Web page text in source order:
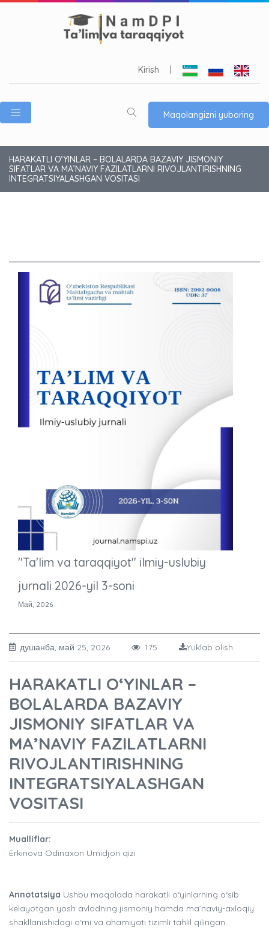
Kirish
Maqolangizni yuboring
HARAKATLI O‘YINLAR – BOLALARDA BAZAVIY JISMONIY
SIFATLAR VA MA’NAVIY FAZILATLARNI RIVOJLANTIRISHNING
INTEGRATSIYALASHGAN VOSITASI
"Ta'lim va taraqqiyot" ilmiy-uslubiy
jurnali 2026-yil 3-soni
Май, 2026
душанба, май 25, 2026 175 Yuklab olish
HARAKATLI O‘YINLAR –
BOLALARDA BAZAVIY
JISMONIY SIFATLAR VA
MA’NAVIY FAZILATLARNI
RIVOJLANTIRISHNING
INTEGRATSIYALASHGAN
VOSITASI
Mualliflar:
Erkinova Odinaxon Umidjon qizi
Annotatsiya Ushbu maqolada harakatli o‘yinlarning o‘sib
kelayotgan yosh avlodning jismoniy hamda ma’naviy-axloqiy
shakllanishidagi o‘rni va ahamiyati tizimli tahlil qilingan.